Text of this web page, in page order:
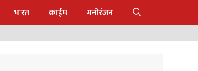
भारत क्राईम मनोरंजन